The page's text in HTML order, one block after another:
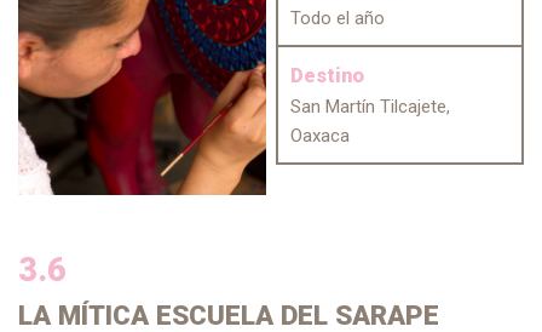
Todo el año
Destino
San Martín Tilcajete,
Oaxaca
3.6
LA MÍTICA ESCUELA DEL SARAPE